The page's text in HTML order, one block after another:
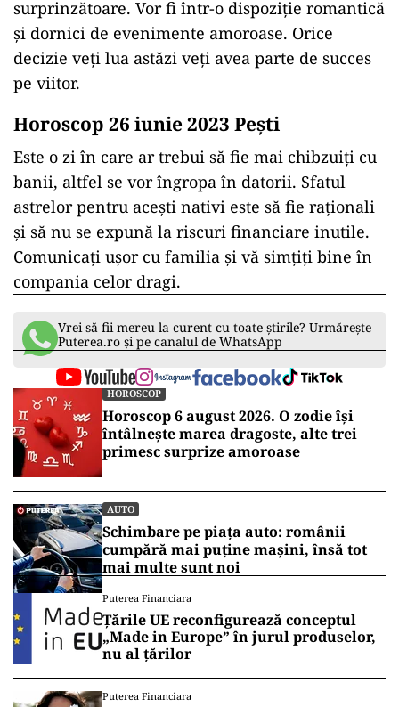
surprinzătoare. Vor fi într-o dispoziție romantică
și dornici de evenimente amoroase. Orice
decizie veți lua astăzi veți avea parte de succes
pe viitor.
Horoscop 26 iunie 2023 Peşti
Este o zi în care ar trebui să fie mai chibzuiți cu
banii, altfel se vor îngropa în datorii. Sfatul
astrelor pentru acești nativi este să fie raționali
și să nu se expună la riscuri financiare inutile.
Comunicați ușor cu familia și vă simțiți bine în
compania celor dragi.
Vrei să fii mereu la curent cu toate știrile? Urmărește
Puterea.ro și pe canalul de WhatsApp
HOROSCOP
Horoscop 6 august 2026. O zodie își
întâlnește marea dragoste, alte trei
primesc surprize amoroase
AUTO
Schimbare pe piața auto: românii
cumpără mai puține mașini, însă tot
mai multe sunt noi
Puterea Financiara
Țările UE reconfigurează conceptul
„Made in Europe” în jurul produselor,
nu al țărilor
Puterea Financiara